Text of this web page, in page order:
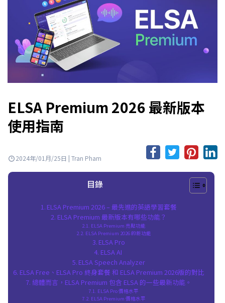
ELSA Premium 2026 最新版本
使用指南
2024年/01月/25日 | Tran Pham
目錄
ELSA Premium 2026 – 最先進的英語學習套餐
ELSA Premium 最新版本有哪些功能？
ELSA Premium 亮點功能
ELSA Premium 2026 的新功能
ELSA Pro
ELSA AI
ELSA Speech Analyzer
ELSA Free、ELSA Pro 終身套餐 和 ELSA Premium 2026版的對比
總體而言，ELSA Premium 包含 ELSA 的一些最新功能。
ELSA Pro 價格水平
ELSA Premium 價格水平